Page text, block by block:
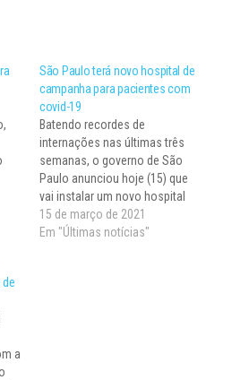
São Paulo terá novo hospital de
campanha para pacientes com
covid-19
Batendo recordes de
internações nas últimas três
semanas, o governo de São
Paulo anunciou hoje (15) que
vai instalar um novo hospital
de campanha para tratamento
dos casos de covid-19. A
15 de março de 2021
Em "Últimas notícias"
de
a